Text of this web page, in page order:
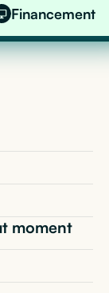
Financement
moment